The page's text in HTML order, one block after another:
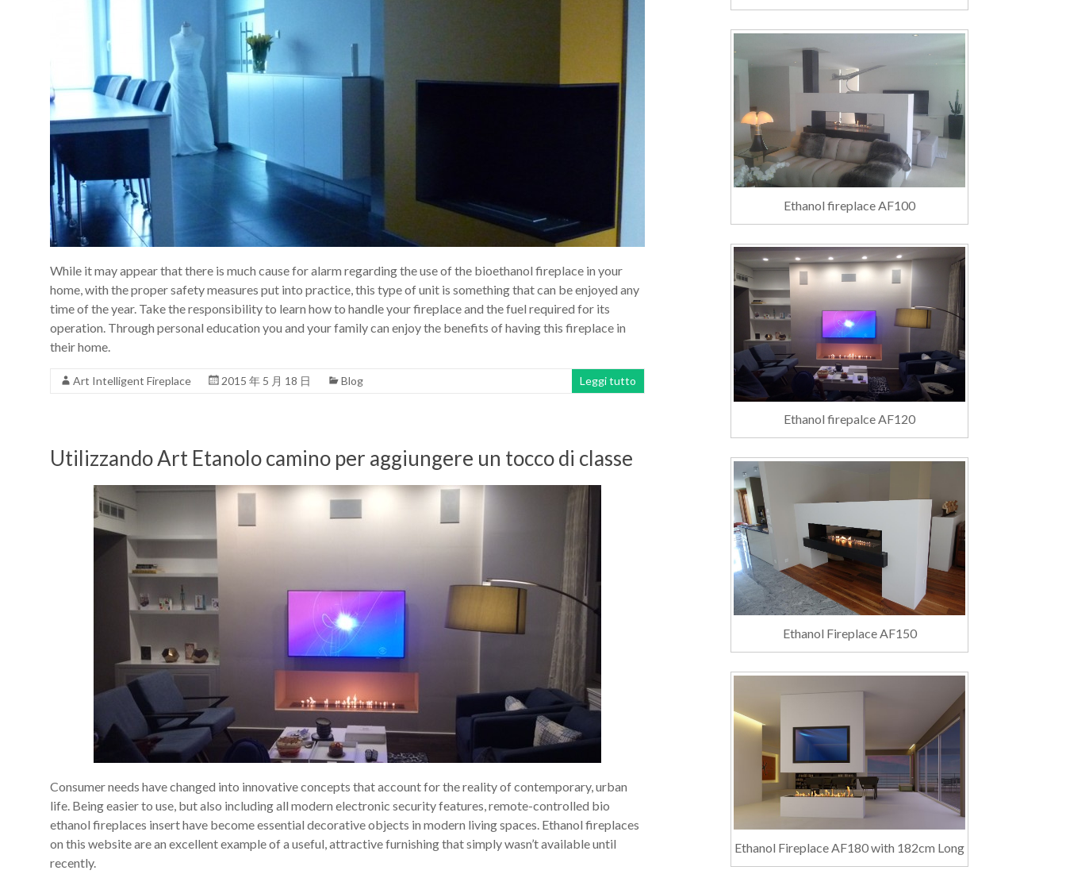
While it may appear that there is much cause for alarm regarding the use of the bioethanol fireplace in your
home, with the proper safety measures put into practice, this type of unit is something that can be enjoyed any
time of the year. Take the responsibility to learn how to handle your fireplace and the fuel required for its
operation. Through personal education you and your family can enjoy the benefits of having this fireplace in
their home.
Art Intelligent Fireplace 2015 年 5 月 18 日 Blog Leggi tutto
Utilizzando Art Etanolo camino per aggiungere un tocco di classe
Consumer needs have changed into innovative concepts that account for the reality of contemporary, urban
life. Being easier to use, but also including all modern electronic security features, remote-controlled bio
ethanol fireplaces insert have become essential decorative objects in modern living spaces. Ethanol fireplaces
on this website are an excellent example of a useful, attractive furnishing that simply wasn’t available until
recently.
Ethanol fireplace AF100
Ethanol firepalce AF120
Ethanol Fireplace AF150
Ethanol Fireplace AF180 with 182cm Long